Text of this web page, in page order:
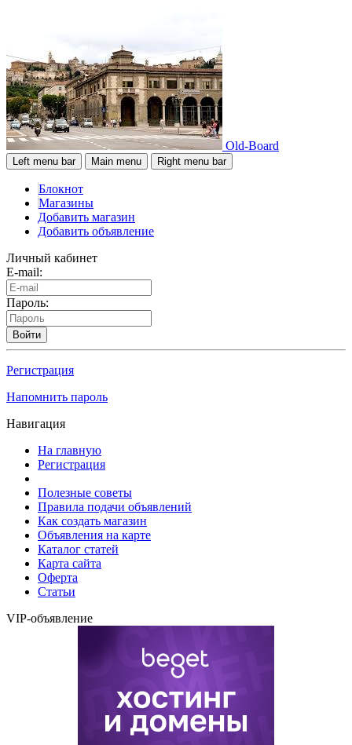
Old-Board
Left menu bar Main menu Right menu bar
Блокнот
Магазины
Добавить магазин
Добавить объявление
Личный кабинет
E-mail:
Пароль:
Войти
Регистрация
Напомнить пароль
Навигация
На главную
Регистрация
Полезные советы
Правила подачи объявлений
Как создать магазин
Объявления на карте
Каталог статей
Карта сайта
Оферта
Статьи
VIP-объявление